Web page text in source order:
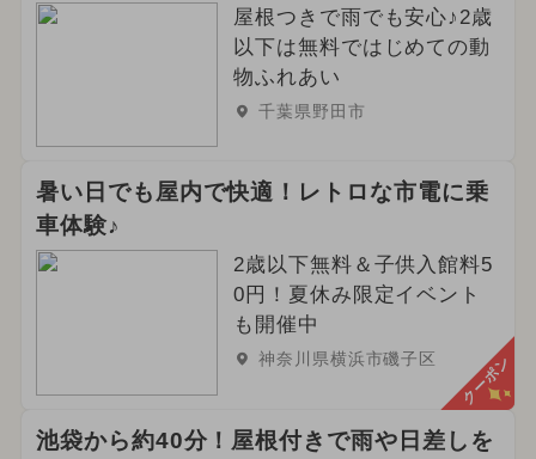
2024年12月のイベント
2025年9月のイベント
2024年9月のイベント
2025年7月のイベント
2026年4月のイベント
2025年5月のイベント
屋根つきで雨でも安心♪2歳
以下は無料ではじめての動
物ふれあい
千葉県野田市
暑い日でも屋内で快適！レトロな市電に乗
車体験♪
2歳以下無料＆子供入館料5
0円！夏休み限定イベント
も開催中
神奈川県横浜市磯子区 クーポン
池袋から約40分！屋根付きで雨や日差しを